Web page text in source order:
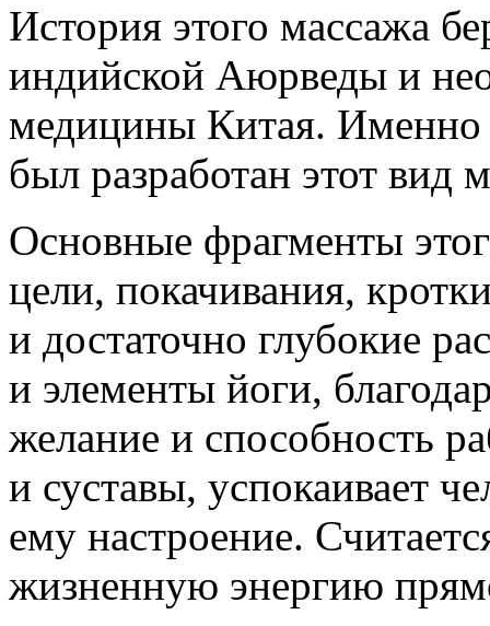
История этого массажа
индийской Аюрведы и
медицины Китая. Именно
был разработан этот вид
Основные фрагменты
цели, покачивания,
и достаточно глубокие
и элементы йоги,
желание и способность
и суставы, успокаивает
ему настроение.
жизненную энергию